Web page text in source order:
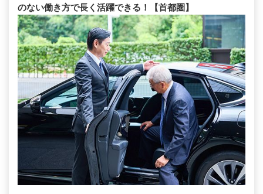
のない働き方で長く活躍できる！【首都圏】